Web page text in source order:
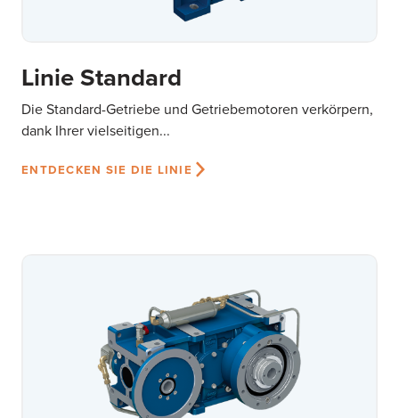
Linie Standard
Die Standard-Getriebe und Getriebemotoren verkörpern,
dank Ihrer vielseitigen...
ENTDECKEN SIE DIE LINIE